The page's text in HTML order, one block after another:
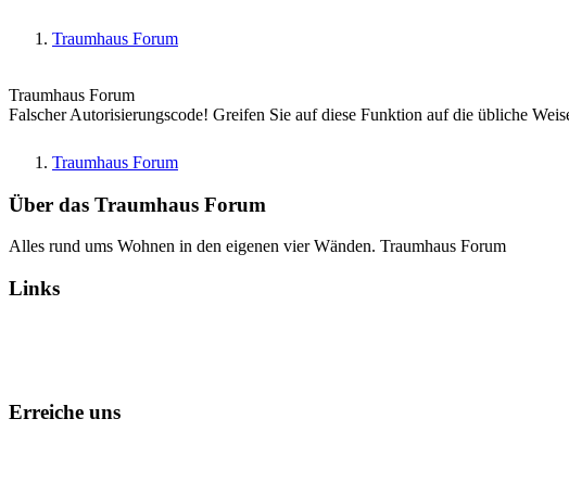
Traumhaus Forum
Traumhaus Forum
Falscher Autorisierungscode! Greifen Sie auf diese Funktion auf die übliche
Traumhaus Forum
Über das Traumhaus Forum
Alles rund ums Wohnen in den eigenen vier Wänden. Traumhaus Forum
Links
Erreiche uns